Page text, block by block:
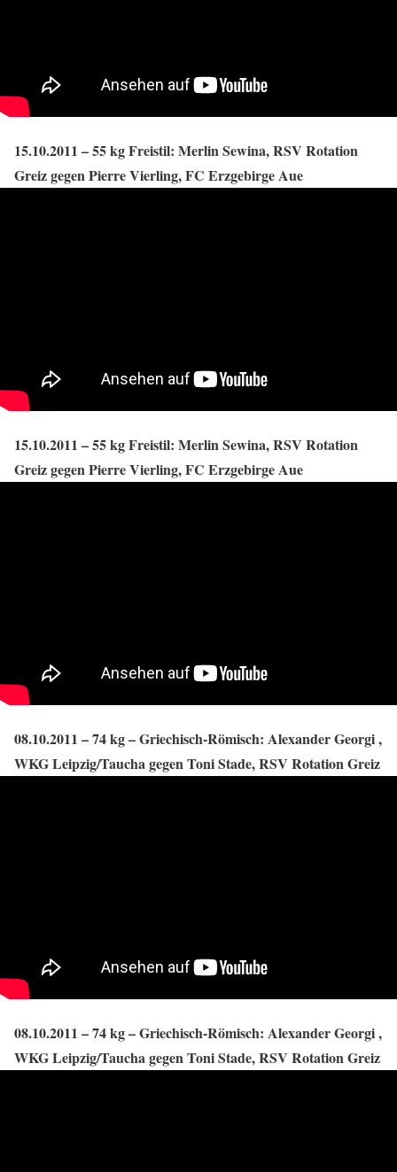
15.10.2011 – 55 kg Freistil: Merlin Sewina, RSV Rotation
Greiz gegen Pierre Vierling, FC Erzgebirge Aue
15.10.2011 – 55 kg Freistil: Merlin Sewina, RSV Rotation
Greiz gegen Pierre Vierling, FC Erzgebirge Aue
08.10.2011 – 74 kg – Griechisch-Römisch: Alexander Georgi ,
WKG Leipzig/Taucha gegen Toni Stade, RSV Rotation Greiz
08.10.2011 – 74 kg – Griechisch-Römisch: Alexander Georgi ,
WKG Leipzig/Taucha gegen Toni Stade, RSV Rotation Greiz